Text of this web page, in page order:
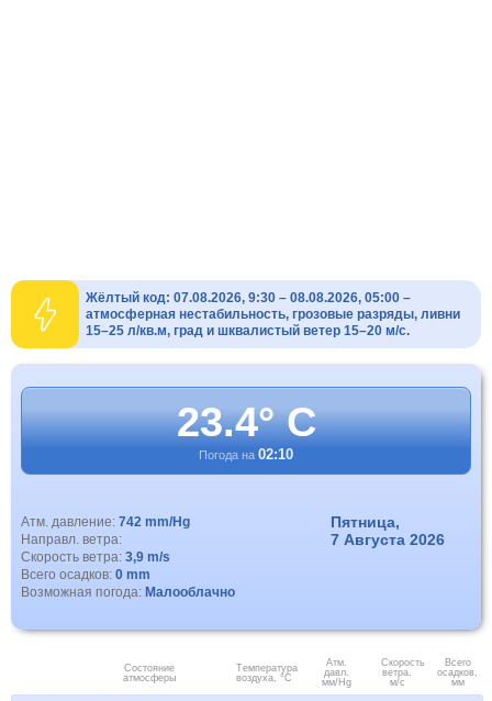
Жёлтый код: 07.08.2026, 9:30 – 08.08.2026, 05:00 –
атмосферная нестабильность, грозовые разряды, ливни
15–25 л/кв.м, град и шквалистый ветер 15–20 м/с.
23.4° C
Погода на 02:10
Атм. давление: 742 mm/Hg
Направл. ветра:
Скорость ветра: 3,9 m/s
Всего осадков: 0 mm
Возможная погода: Малооблачно
Пятница,
7 Августа 2026
Состояние
атмосферы
Температура
воздуха, °C
Атм.
давл.
мм/Hg
Скорость
ветра.
м/с
Всего
осадков,
мм